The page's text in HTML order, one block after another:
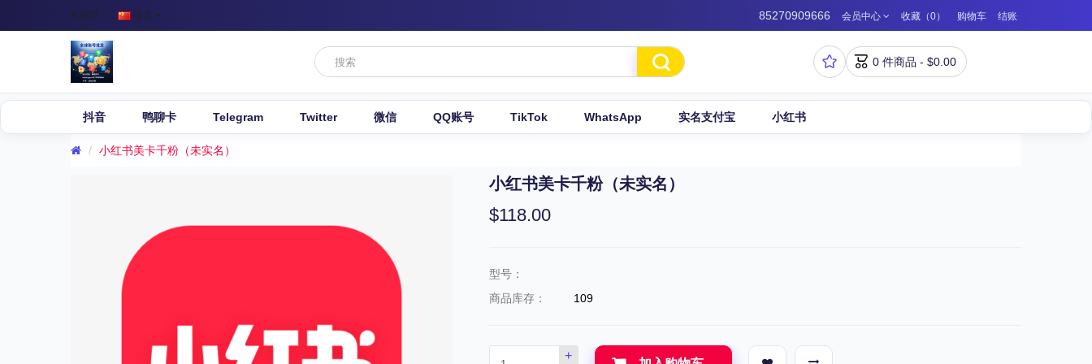
$ 货币 语言 85270909666 会员中心 收藏（0） 购物车 结账
   0 件商品 - $0.00
抖音 鸭聊卡 Telegram Twitter 微信 QQ账号 TikTok WhatsApp 实名支付宝 小红书
小红书美卡千粉（未实名）
小红书美卡千粉（未实名）
$118.00
型号：
商品库存：
109
+